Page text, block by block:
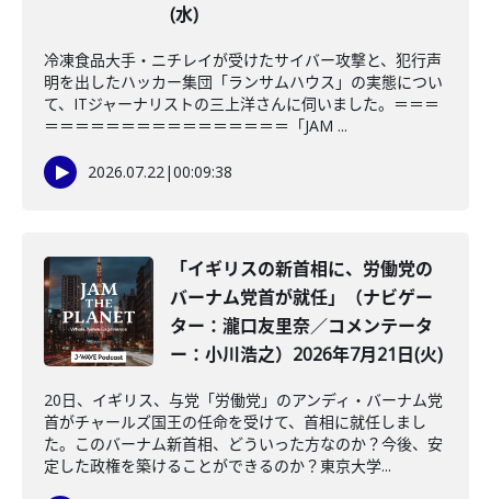
(水)
冷凍食品大手・ニチレイが受けたサイバー攻撃と、犯行声
明を出したハッカー集団「ランサムハウス」の実態につい
て、ITジャーナリストの三上洋さんに伺いました。＝＝＝
＝＝＝＝＝＝＝＝＝＝＝＝＝＝＝＝「JAM ...
2026.07.22|00:09:38
「イギリスの新首相に、労働党の
バーナム党首が就任」（ナビゲー
ター：瀧口友里奈／コメンテータ
ー：小川浩之）2026年7月21日(火)
20日、イギリス、与党「労働党」のアンディ・バーナム党
首がチャールズ国王の任命を受けて、首相に就任しまし
た。このバーナム新首相、どういった方なのか？今後、安
定した政権を築けることができるのか？東京大学...